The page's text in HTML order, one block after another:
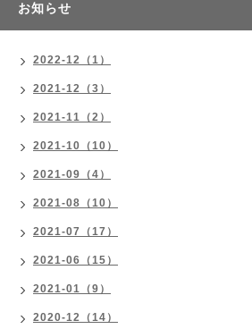
お知らせ
2022-12（1）
2021-12（3）
2021-11（2）
2021-10（10）
2021-09（4）
2021-08（10）
2021-07（17）
2021-06（15）
2021-01（9）
2020-12（14）